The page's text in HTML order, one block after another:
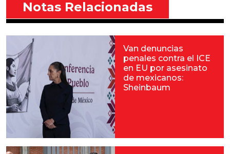
Notas Relacionadas
Van denuncias
penales contra el ICE
en EU por asesinato
de mexicanos:
Sheinbaum